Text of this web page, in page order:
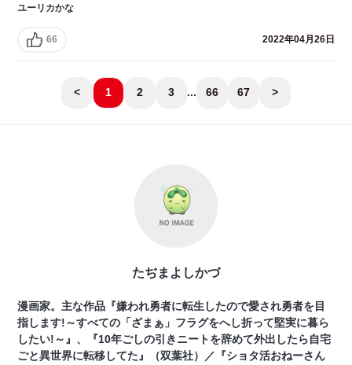
ユーリカかな
66 2022年04月26日
< 1 2 3 ... 66 67 >
たぢまよしかづ
漫画家。主な作品『嫌われ勇者に転生したので愛され勇者を目
指します!～すべての「ざまぁ」フラグをへし折って堅実に暮ら
したい!～』、『10年ごしの引きニートを辞めて外出したら自宅
ごと異世界に転移してた』（双葉社）／『ショタ活おねーさん